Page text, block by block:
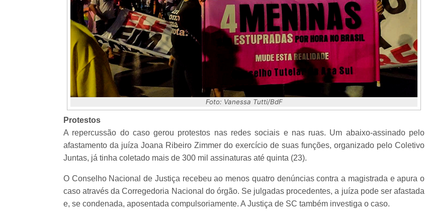
Foto: Vanessa Tutti/BdF
Protestos
A repercussão do caso gerou protestos nas redes sociais e nas ruas. Um abaixo-assinado pelo
afastamento da juíza Joana Ribeiro Zimmer do exercício de suas funções, organizado pelo Coletivo
Juntas, já tinha coletado mais de 300 mil assinaturas até quinta (23).
O Conselho Nacional de Justiça recebeu ao menos quatro denúncias contra a magistrada e apura o
caso através da Corregedoria Nacional do órgão. Se julgadas procedentes, a juíza pode ser afastada
e, se condenada, aposentada compulsoriamente. A Justiça de SC também investiga o caso.